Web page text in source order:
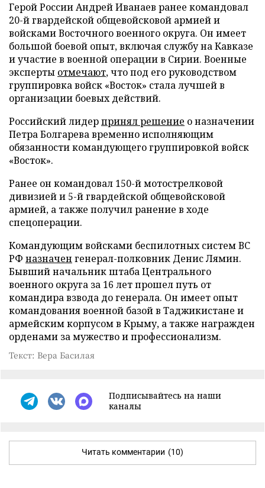
Герой России Андрей Иванаев ранее командовал
20-й гвардейской общевойсковой армией и
войсками Восточного военного округа. Он имеет
большой боевой опыт, включая службу на Кавказе
и участие в военной операции в Сирии. Военные
эксперты отмечают, что под его руководством
группировка войск «Восток» стала лучшей в
организации боевых действий.
Российский лидерпринял решение о назначении
Петра Болгарева временно исполняющим
обязанности командующего группировкой войск
«Восток».
Ранее он командовал 150-й мотострелковой
дивизией и 5-й гвардейской общевойсковой
армией, а также получил ранение в ходе
спецоперации.
Командующим войсками беспилотных систем ВС
РФ назначен генерал-полковник Денис Лямин.
Бывший начальник штаба Центрального
военного округа за 16 лет прошел путь от
командира взвода до генерала. Он имеет опыт
командования военной базой в Таджикистане и
армейским корпусом в Крыму, а также награжден
орденами за мужество и профессионализм.
Текст: Вера Басилая
Подписывайтесь на наши
каналы
Читать комментарии (10)